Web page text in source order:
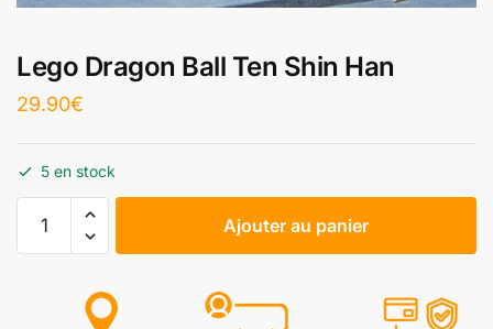
Lego Dragon Ball Ten Shin Han
29.90€
5 en stock
Ajouter au panier